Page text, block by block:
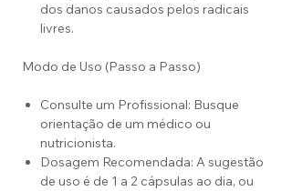
dos danos causados pelos radicais
livres.
Modo de Uso (Passo a Passo)
Consulte um Profissional: Busque
orientação de um médico ou
nutricionista.
Dosagem Recomendada: A sugestão
de uso é de 1 a 2 cápsulas ao dia, ou